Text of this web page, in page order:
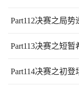
Part112决赛之局势
Part113决赛之短暂
Part114决赛之初登